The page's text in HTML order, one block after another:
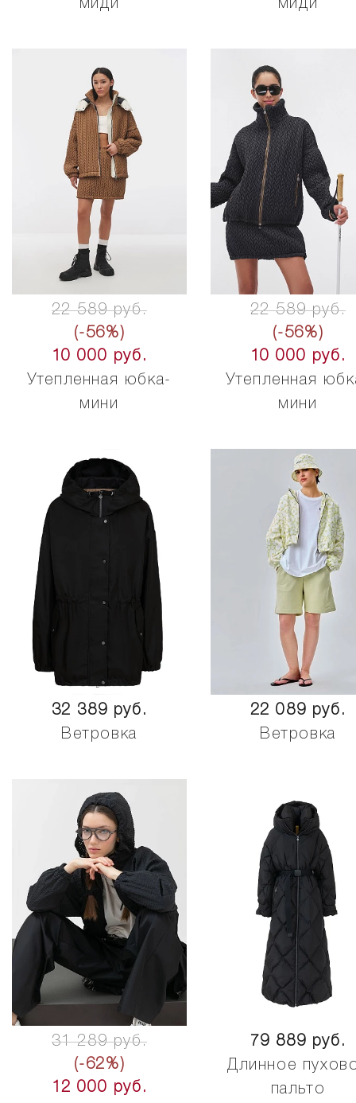
миди миди
22 589 руб.
(-56%)
10 000 руб.
Утепленная юбка-
мини
22 589 руб.
(-56%)
10 000 руб.
Утепленная
мини
32 389 руб.
Ветровка
22 089 руб.
Ветровка
31 289 руб.
(-62%)
12 000 руб.
79 889 руб.
Длинное
пальто